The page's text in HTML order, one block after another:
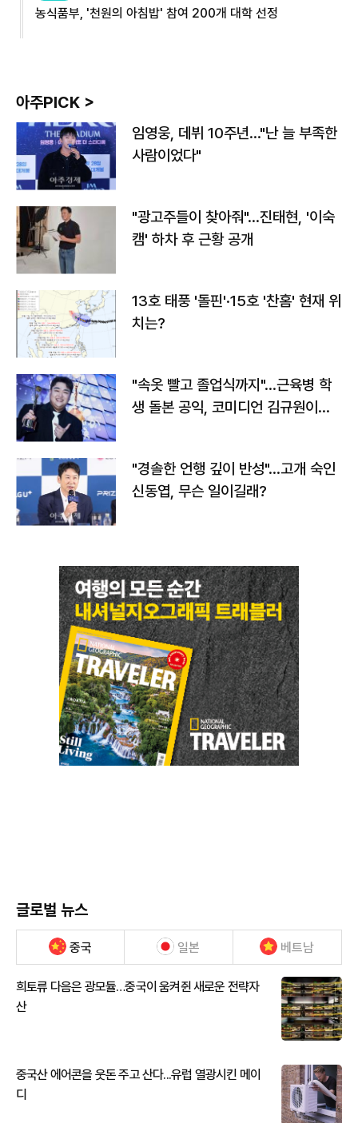
농식품부, '천원의 아침밥' 참여 200개 대학 선정
아주PICK >
임영웅, 데뷔 10주년…"난 늘 부족한
사람이었다"
"광고주들이 찾아줘"…진태현, '이숙
캠' 하차 후 근황 공개
13호 태풍 '돌핀'·15호 '찬홈' 현재 위
치는?
"속옷 빨고 졸업식까지"…근육병 학
생 돌본 공익, 코미디언 김규원이었
"경솔한 언행 깊이 반성"…고개 숙인
신동엽, 무슨 일이길래?
글로벌 뉴스
중국 일본 베트남
희토류 다음은 광모듈…중국이 움켜쥔 새로운 전략자
산
중국산 에어콘을 웃돈 주고 산다...유럽 열광시킨 메이
디